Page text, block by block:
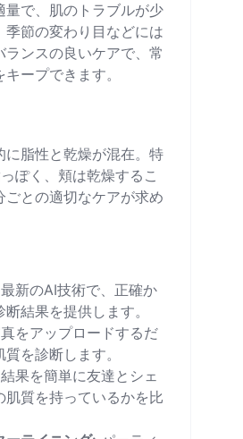
量で、肌のトラブルが少
季節の変わり目などには
ランスの良いケアで、常
ープできます。
に脂性と乾燥が混在。特
ぽく、頬は乾燥するこ
ごとの適切なケアが求め
最新のAI技術で、正確か
結果を提供します。
をアップロードするだ
を診断します。
結果を簡単に友達とシェ
肌質を持っているかを比